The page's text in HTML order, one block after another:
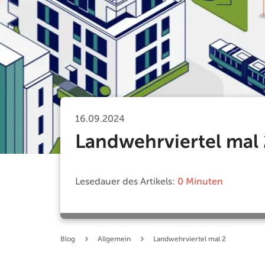
16.09.2024
Landwehrviertel mal
Lesedauer des Artikels: 0 Minuten
Blog › Allgemein › Landwehrviertel mal 2